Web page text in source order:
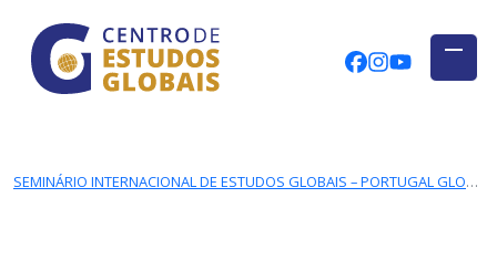
Skip to main content
CENTRO DE ESTUDOS GLOBAIS
CEGUAb @
SEMINÁRIO INTERNACIONAL DE ESTUDOS GLOBAIS – PORTUGAL GLOBAL